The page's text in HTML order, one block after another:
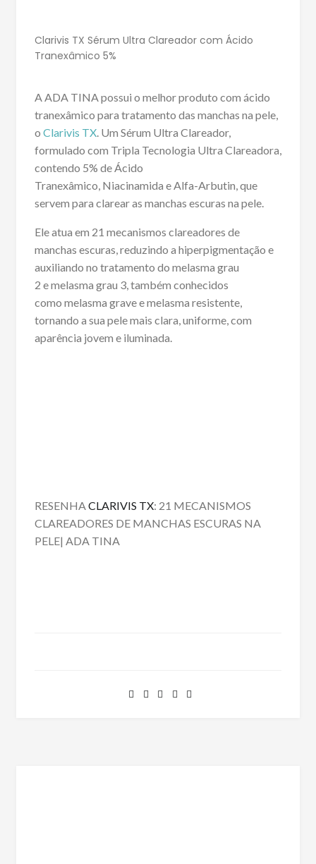
Clarivis TX Sérum Ultra Clareador com Ácido
Tranexâmico 5%
A ADA TINA possui o melhor produto com ácido
tranexâmico para tratamento das manchas na pele,
o Clarivis TX. Um Sérum Ultra Clareador,
formulado com Tripla Tecnologia Ultra Clareadora,
contendo 5% de Ácido
Tranexâmico, Niacinamida e Alfa-Arbutin, que
servem para clarear as manchas escuras na pele.
Ele atua em 21 mecanismos clareadores de
manchas escuras, reduzindo a hiperpigmentação e
auxiliando no tratamento do melasma grau
2 e melasma grau 3, também conhecidos
como melasma grave e melasma resistente,
tornando a sua pele mais clara, uniforme, com
aparência jovem e iluminada.
RESENHACLARIVIS TX: 21 MECANISMOS
CLAREADORES DE MANCHAS ESCURAS NA
PELE| ADA TINA